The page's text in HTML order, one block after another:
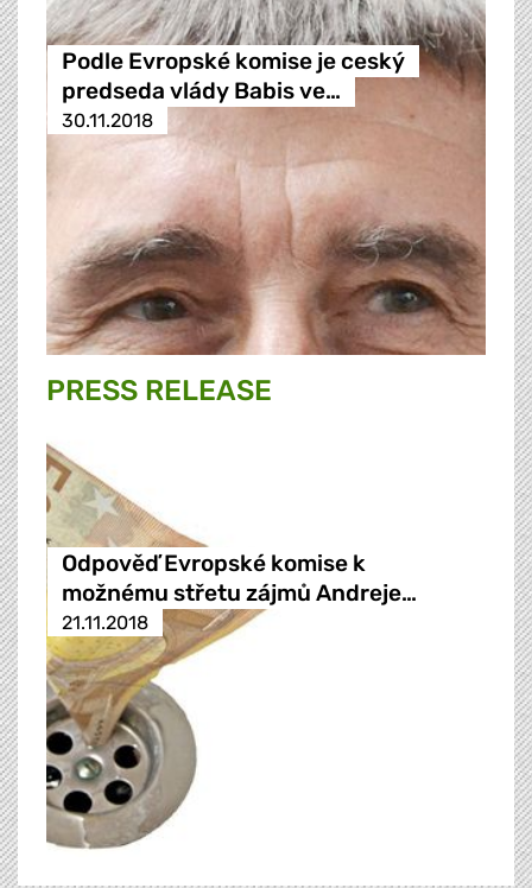
Podle Evropské komise je ceský
predseda vlády Babis ve…
30.11.2018
PRESS RELEASE
Odpověď Evropské komise k
možnému střetu zájmů Andreje…
21.11.2018